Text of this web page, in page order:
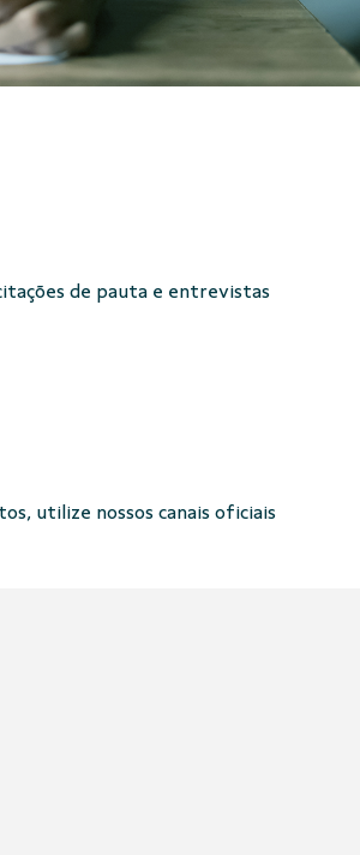
de pauta e entrevistas
utilize nossos canais oficiais